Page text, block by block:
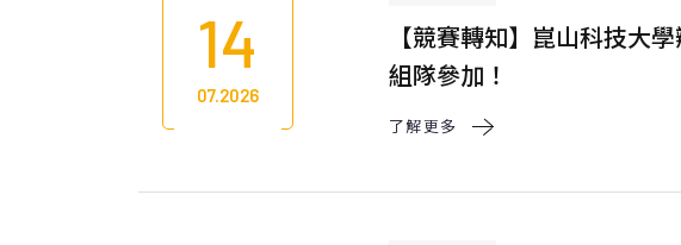
14
07.2026
【競賽轉知】崑山科技大
組隊參加！
了解更多